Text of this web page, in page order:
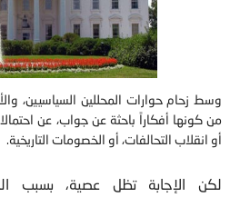
وسط زحام حوارات المحللين السياسيين،
من كونها أفكاراً باحثة عن جواب، عن
أو انقلاب التحالفات، أو الخصومات التاريخية.
لكن الإجابة تظل عصية، بسبب